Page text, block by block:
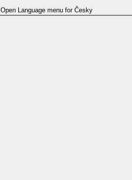
Open Language menu for Česky